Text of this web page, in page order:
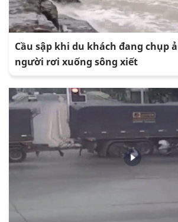
Cầu sập khi du khách đang chụp
người rơi xuống sông xiết